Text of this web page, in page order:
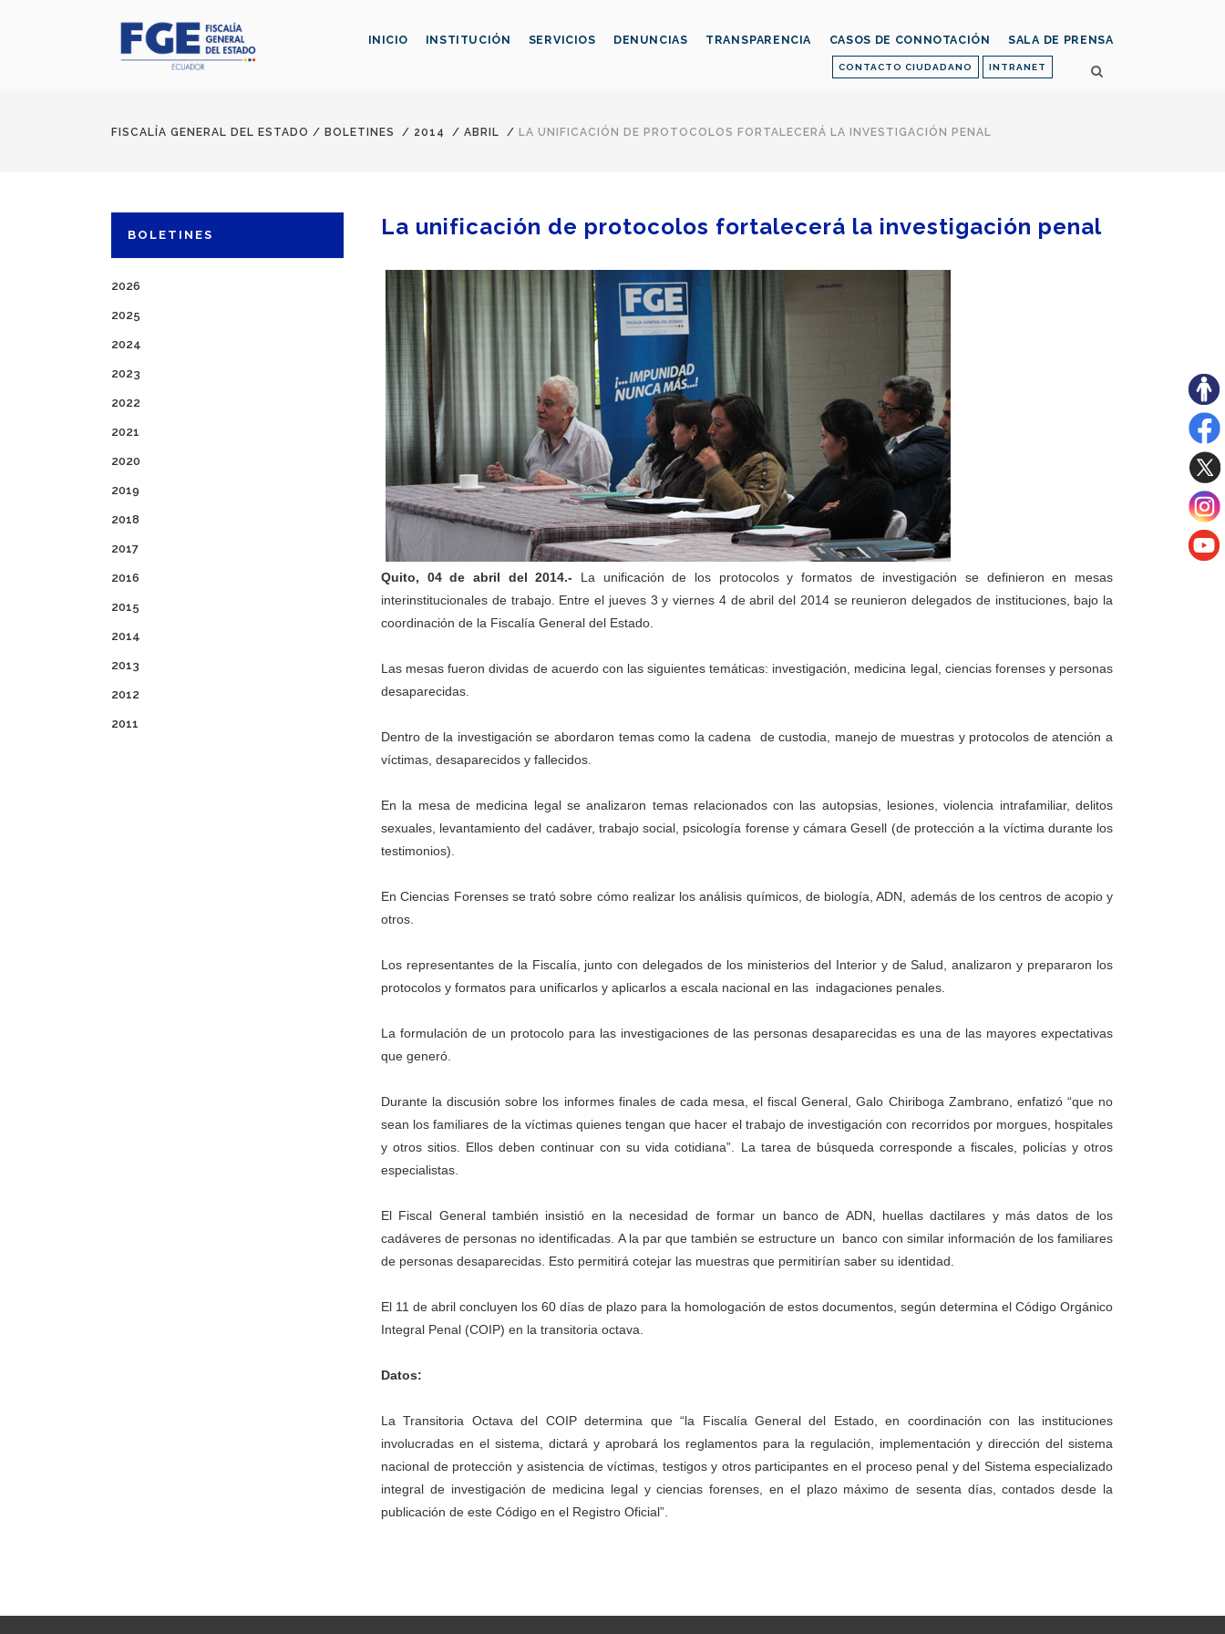
CONTACTO CIUDADANO INTRANET
INICIO INSTITUCIÓN SERVICIOS DENUNCIAS TRANSPARENCIA CASOS DE CONNOTACIÓN SALA DE PRENSA
FISCALÍA GENERAL DEL ESTADO / BOLETINES / 2014 / ABRIL / LA UNIFICACIÓN DE PROTOCOLOS FORTALECERÁ LA INVESTIGACIÓN PENAL
BOLETINES
2026
2025
2024
2023
2022
2021
2020
2019
2018
2017
2016
2015
2014
2013
2012
2011
La unificación de protocolos fortalecerá la investigación penal
Quito, 04 de abril del 2014.- La unificación de los protocolos y formatos de investigación se definieron en mesas
interinstitucionales de trabajo. Entre el jueves 3 y viernes 4 de abril del 2014 se reunieron delegados de instituciones, bajo la
coordinación de la Fiscalía General del Estado.
Las mesas fueron dividas de acuerdo con las siguientes temáticas: investigación, medicina legal, ciencias forenses y personas
desaparecidas.
Dentro de la investigación se abordaron temas como la cadena de custodia, manejo de muestras y protocolos de atención a
víctimas, desaparecidos y fallecidos.
En la mesa de medicina legal se analizaron temas relacionados con las autopsias, lesiones, violencia intrafamiliar, delitos
sexuales, levantamiento del cadáver, trabajo social, psicología forense y cámara Gesell (de protección a la víctima durante los
testimonios).
En Ciencias Forenses se trató sobre cómo realizar los análisis químicos, de biología, ADN, además de los centros de acopio y
otros.
Los representantes de la Fiscalía, junto con delegados de los ministerios del Interior y de Salud, analizaron y prepararon los
protocolos y formatos para unificarlos y aplicarlos a escala nacional en las indagaciones penales.
La formulación de un protocolo para las investigaciones de las personas desaparecidas es una de las mayores expectativas
que generó.
Durante la discusión sobre los informes finales de cada mesa, el fiscal General, Galo Chiriboga Zambrano, enfatizó “que no
sean los familiares de la víctimas quienes tengan que hacer el trabajo de investigación con recorridos por morgues, hospitales
y otros sitios. Ellos deben continuar con su vida cotidiana”. La tarea de búsqueda corresponde a fiscales, policías y otros
especialistas.
El Fiscal General también insistió en la necesidad de formar un banco de ADN, huellas dactilares y más datos de los
cadáveres de personas no identificadas. A la par que también se estructure un banco con similar información de los familiares
de personas desaparecidas. Esto permitirá cotejar las muestras que permitirían saber su identidad.
El 11 de abril concluyen los 60 días de plazo para la homologación de estos documentos, según determina el Código Orgánico
Integral Penal (COIP) en la transitoria octava.
Datos:
La Transitoria Octava del COIP determina que “la Fiscalía General del Estado, en coordinación con las instituciones
involucradas en el sistema, dictará y aprobará los reglamentos para la regulación, implementación y dirección del sistema
nacional de protección y asistencia de víctimas, testigos y otros participantes en el proceso penal y del Sistema especializado
integral de investigación de medicina legal y ciencias forenses, en el plazo máximo de sesenta días, contados desde la
publicación de este Código en el Registro Oficial”.